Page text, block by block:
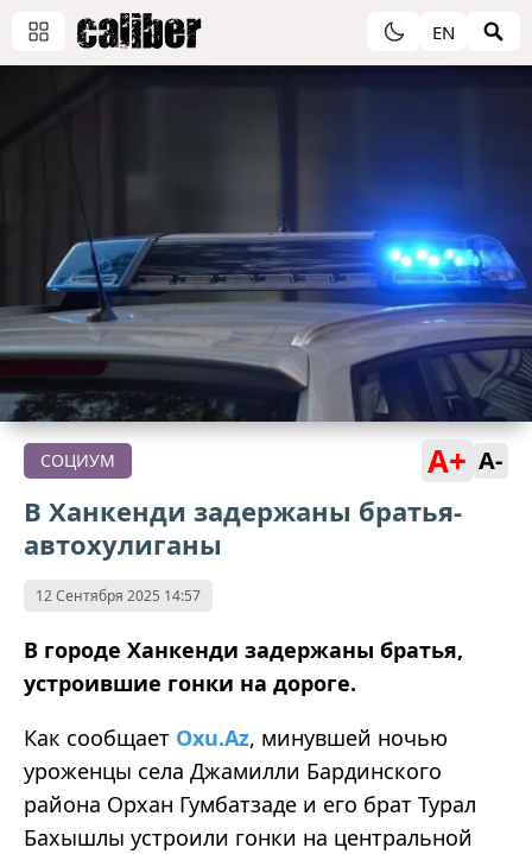
EN
СОЦИУМ A+ A-
В Ханкенди задержаны братья-
автохулиганы
12 Сентября 2025 14:57
В городе Ханкенди задержаны братья,
устроившие гонки на дороге.
Как сообщает Oxu.Az, минувшей ночью
уроженцы села Джамилли Бардинского
района Орхан Гумбатзаде и его брат Турал
Бахышлы устроили гонки на центральной